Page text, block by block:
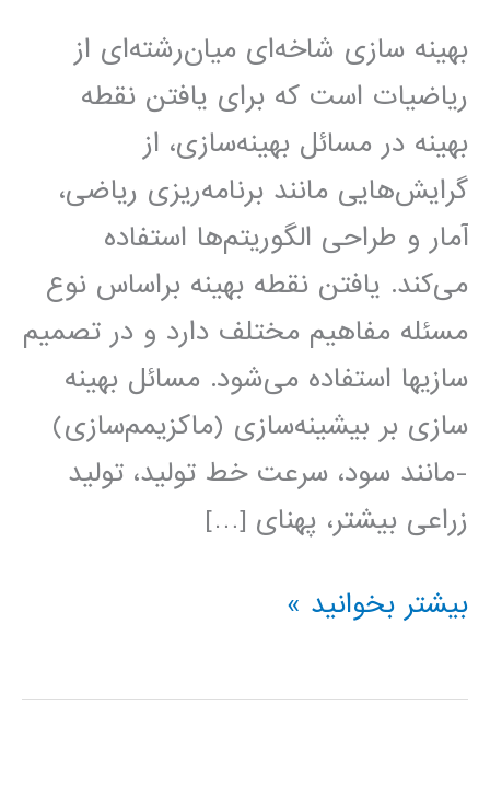
بهینه سازی شاخه‌ای میان‌رشته‌ای از
ریاضیات است که برای یافتن نقطه
بهینه در مسائل بهینه‌سازی، از
گرایش‌هایی مانند برنامه‌ریزی ریاضی،
آمار و طراحی الگوریتم‌ها استفاده
می‌کند. یافتن نقطه بهینه براساس نوع
مسئله مفاهیم مختلف دارد و در تصمیم
سازیها استفاده می‌شود. مسائل بهینه
سازی بر بیشینه‌سازی (ماکزیمم‌سازی)
-مانند سود، سرعت خط تولید، تولید
زراعی بیشتر، پهنای […]
فیلم
فارسی
بیشتر بخوانید »